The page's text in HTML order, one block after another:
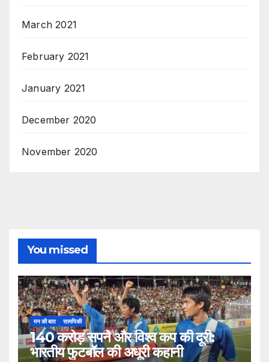
March 2021
February 2021
January 2021
December 2020
November 2020
You missed
मन की बात सामयिकी
140 करोड़ सपने और विश्व कप की दूरी:
भारतीय फुटबॉल की अधूरी कहानी